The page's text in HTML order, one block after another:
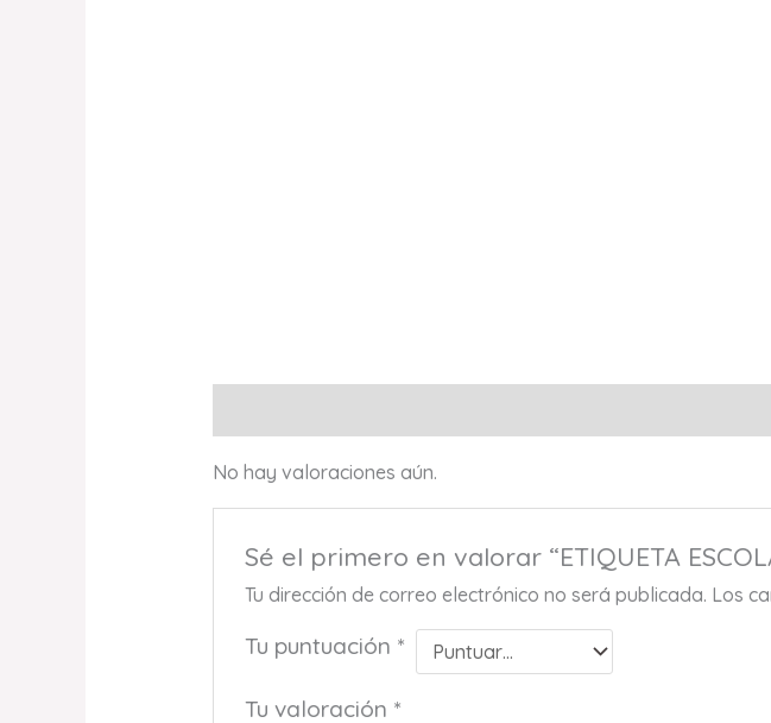
No hay valoraciones aún.
Sé el primero en valorar “ETIQUETA
Tu dirección de correo electrónico no será publicada. Los
Tu puntuación *
Tu valoración *